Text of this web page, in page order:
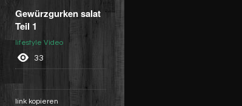
Gewürzgurken salat
Teil 1
lifestyle Video
33
link kopieren